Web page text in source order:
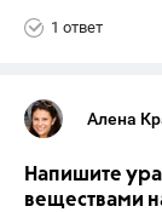
1 ответ
Алена
Напишите
веществами